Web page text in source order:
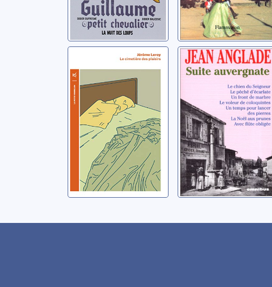
Le cimetière des
plaisirs
Leroy, Jérôme
Suite auvergnate
Anglade, Jean